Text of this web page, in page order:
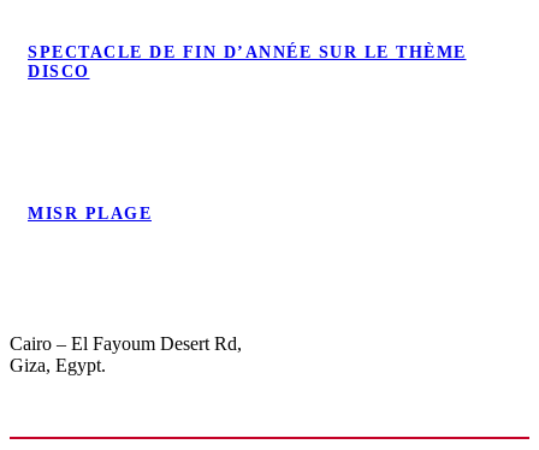
SPECTACLE DE FIN D’ANNÉE SUR LE
SPECTACLE DE FIN D’ANNÉE SUR LE THÈME
DISCO
MISR PLAGE
Cairo – El Fayoum Desert Rd,
Giza, Egypt.